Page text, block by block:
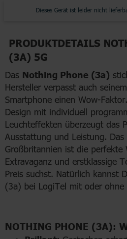
Dieses Gerät ist leider nicht
PRODUKTDETAILS
(3A) 5G
Das Nothing Phone (3a)
Hersteller verpasst auch
Smartphone einen Wow-
Design mit individuell
Leuchteffekten überzeugt das
Ausstattung und Leistung.
Großbritannien ist die perfekte
Extravaganz und erstklassige
Preis suchst. Natürlich kannst
(3a) bei LogiTel mit oder ohne
NOTHING PHONE (3A):